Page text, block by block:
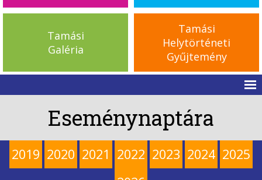
Tamási
Galéria
Tamási
Helytörténeti
Gyűjtemény
Eseménynaptára
2019 2020 2021 2022 2023 2024 2025